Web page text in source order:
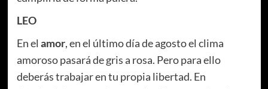
LEO
En el amor, en el último día de agosto el clima
amoroso pasará de gris a rosa. Pero para ello
deberás trabajar en tu propia libertad. En